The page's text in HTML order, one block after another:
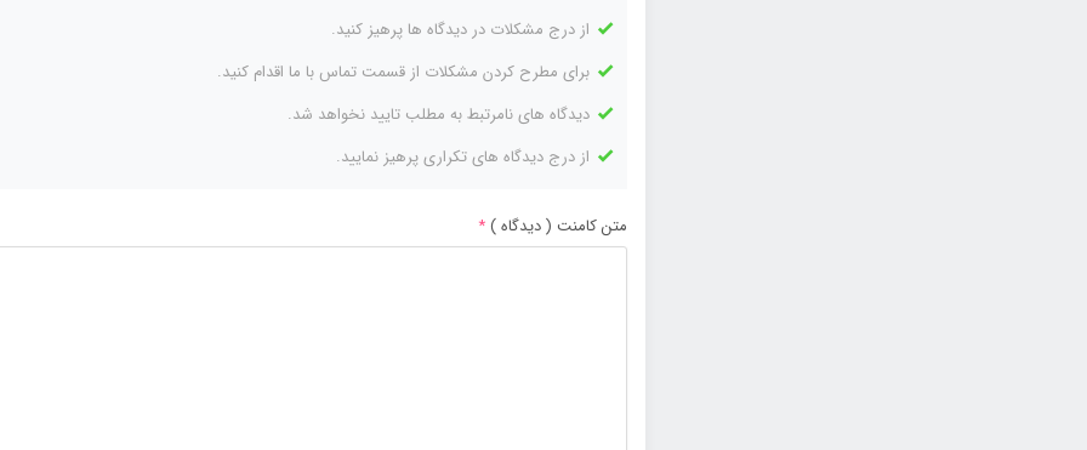
از درج مشکلات در دیدگاه ها پرهیز کنید.
برای مطرح کردن مشکلات از قسمت تماس با ما اقدام کنید.
دیدگاه های نامرتبط به مطلب تایید نخواهد شد.
از درج دیدگاه های تکراری پرهیز نمایید.
متن کامنت ( دیدگاه )*